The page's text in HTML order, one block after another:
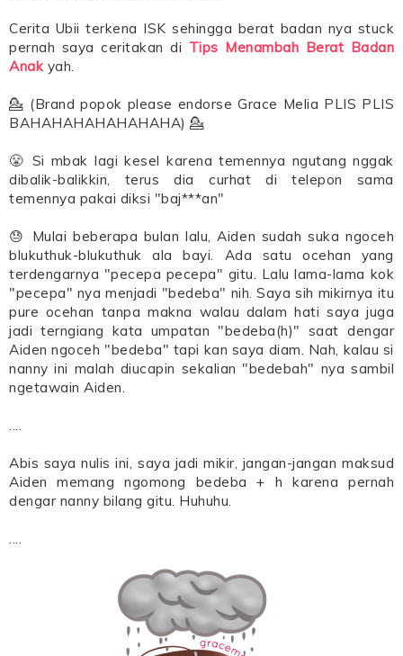
Cerita Ubii terkena ISK sehingga berat badan nya stuck
pernah saya ceritakan di Tips Menambah Berat Badan
Anak yah.
💁 (Brand popok please endorse Grace Melia PLIS PLIS
BAHAHAHAHAHAHAHA) 💁
😤 Si mbak lagi kesel karena temennya ngutang nggak
dibalik-balikkin, terus dia curhat di telepon sama
temennya pakai diksi "baj***an"
😓 Mulai beberapa bulan lalu, Aiden sudah suka ngoceh
blukuthuk-blukuthuk ala bayi. Ada satu ocehan yang
terdengarnya "pecepa pecepa" gitu. Lalu lama-lama kok
"pecepa" nya menjadi "bedeba" nih. Saya sih mikirnya itu
pure ocehan tanpa makna walau dalam hati saya juga
jadi terngiang kata umpatan "bedeba(h)" saat dengar
Aiden ngoceh "bedeba" tapi kan saya diam. Nah, kalau si
nanny ini malah diucapin sekalian "bedebah" nya sambil
ngetawain Aiden.
Abis saya nulis ini, saya jadi mikir, jangan-jangan maksud
Aiden memang ngomong bedeba + h karena pernah
dengar nanny bilang gitu. Huhuhu.